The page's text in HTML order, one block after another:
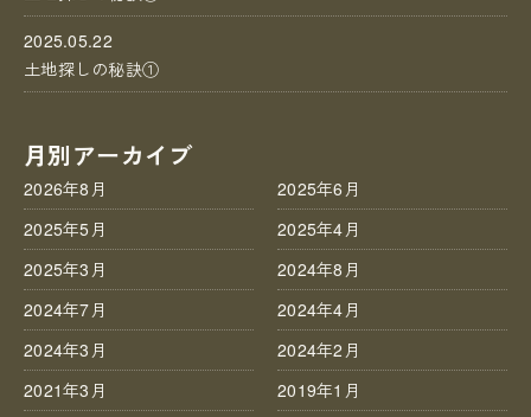
2025.05.22
土地探しの秘訣①
月別アーカイブ
2026年8月
2025年6月
2025年5月
2025年4月
2025年3月
2024年8月
2024年7月
2024年4月
2024年3月
2024年2月
2021年3月
2019年1月